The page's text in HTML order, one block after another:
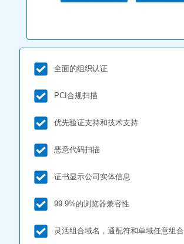
全面的组织认证
PCI合规扫描
优先验证支持和技术支持
恶意代码扫描
证书显示公司实体信息
99.9%的浏览器兼容性
灵活组合域名，通配符和单域任意组合